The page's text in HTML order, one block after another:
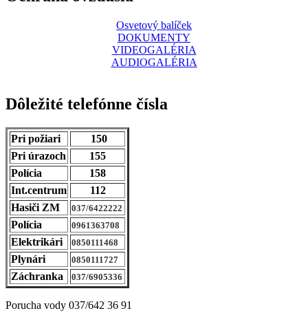
Osvetový balíček
DOKUMENTY
VIDEOGALÉRIA
AUDIOGALÉRIA
Dôležité telefónne čísla
Pri požiari
150
Pri úrazoch
155
Polícia
158
Int.centrum
112
Hasiči ZM
037/6422222
Polícia 0961363708
Elektrikári 0850111468
Plynári 0850111727
Záchranka 037/6905336
Porucha vody 037/642 36 91